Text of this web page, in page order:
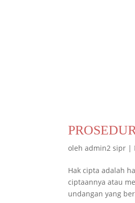
olehadmin2 sipr |
Hak cipta adalah
ciptaannya atau
undangan yang